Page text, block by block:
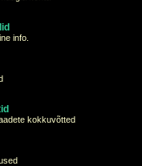
info.
kokkuvõtted